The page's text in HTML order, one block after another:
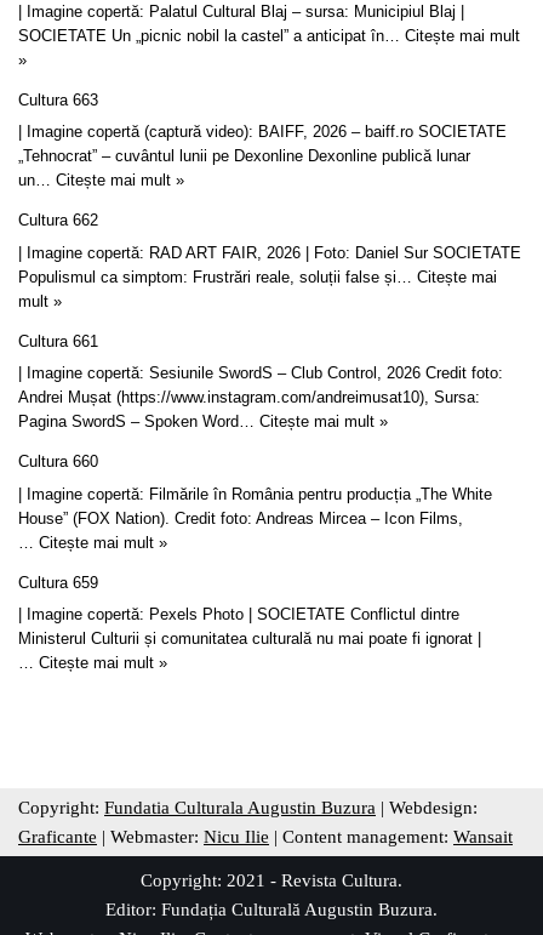
| Imagine copertă: Palatul Cultural Blaj – sursa: Municipiul Blaj |
SOCIETATE Un „picnic nobil la castel” a anticipat în… Citește mai mult
»
Cultura 663
| Imagine copertă (captură video): BAIFF, 2026 – baiff.ro SOCIETATE
„Tehnocrat” – cuvântul lunii pe Dexonline Dexonline publică lunar
un… Citește mai mult »
Cultura 662
| Imagine copertă: RAD ART FAIR, 2026 | Foto: Daniel Sur SOCIETATE
Populismul ca simptom: Frustrări reale, soluții false și… Citește mai
mult »
Cultura 661
| Imagine copertă: Sesiunile SwordS – Club Control, 2026 Credit foto:
Andrei Mușat (https://www.instagram.com/andreimusat10), Sursa:
Pagina SwordS – Spoken Word… Citește mai mult »
Cultura 660
| Imagine copertă: Filmările în România pentru producția „The White
House” (FOX Nation). Credit foto: Andreas Mircea – Icon Films,
Citește mai mult »
Cultura 659
| Imagine copertă: Pexels Photo | SOCIETATE Conflictul dintre
Ministerul Culturii și comunitatea culturală nu mai poate fi ignorat |
… Citește mai mult »
Copyright: Fundatia Culturala Augustin Buzura | Webdesign:
Graficante | Webmaster: Nicu Ilie | Content management: Wansait
Copyright: 2021 - Revista Cultura.
Editor: Fundația Culturală Augustin Buzura.